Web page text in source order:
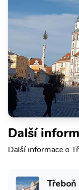
Další
Další informace o